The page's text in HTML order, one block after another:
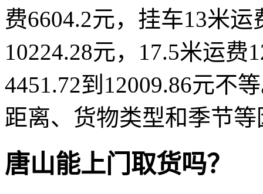
费6604.2元，挂车13米
10224.28元，17.5米运费
4451.72到12009.86元不
距离、货物类型和季节
唐山能上门取货吗？